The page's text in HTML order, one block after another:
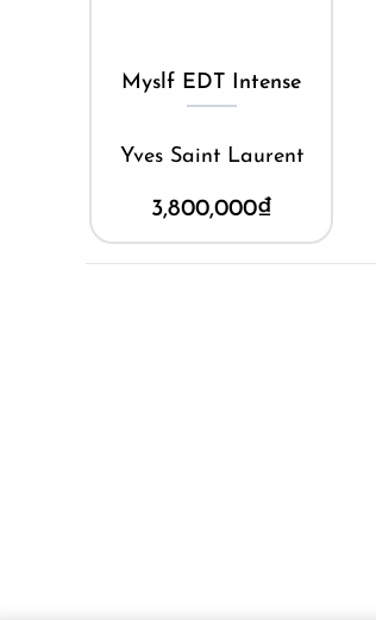
Myslf EDT Intense
Yves Saint Laurent
3,800,000₫